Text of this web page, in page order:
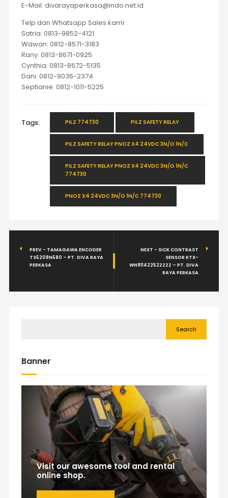
E-Mail: divarayaperkasa@indo.net.id
Telp dan Whatsapp Sales kami :
Satria: 0813-9852-4121
Wawan: 0812-8571-3183
Rany: 0813-8671-0925
Cynthia: 0813-8672-5135
Dani: 0812-9036-2374
Septianie: 0812-1011-5225
Tags: PILZ 774730 PILZ SAFETY RELAY
PILZ SAFETY RELAY PNOZ X4 24VDC 3N/O 1N/C
PILZ SAFETY RELAY PNOZ X4 24VDC 3N/O 1N/C
774730
PNOZ X4 24VDC 3N/O 1N/C 774730
PREV - TAMAGAWA ENCODER
TS5208N580 – PT. DIVA RAYA
PERKASA
NEXT - SICK CONTRAST
SENSOR KTX-
WN91142252ZZZZ – PT. DIVA
RAYA PERKASA
Search
Banner
Visit our awesome tool and rental
online shop.